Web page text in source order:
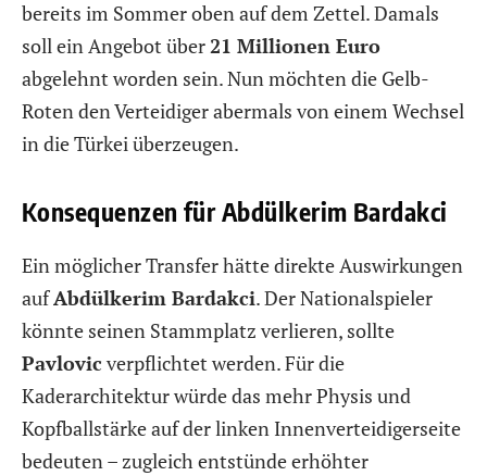
bereits im Sommer oben auf dem Zettel. Damals
soll ein Angebot über 21 Millionen Euro
abgelehnt worden sein. Nun möchten die Gelb-
Roten den Verteidiger abermals von einem Wechsel
in die Türkei überzeugen.
Konsequenzen für Abdülkerim Bardakci
Ein möglicher Transfer hätte direkte Auswirkungen
aufAbdülkerim Bardakci. Der Nationalspieler
könnte seinen Stammplatz verlieren, sollte
Pavlovic verpflichtet werden. Für die
Kaderarchitektur würde das mehr Physis und
Kopfballstärke auf der linken Innenverteidigerseite
bedeuten – zugleich entstünde erhöhter